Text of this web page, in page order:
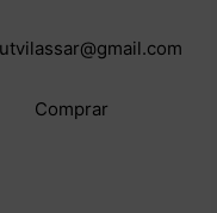
Comprar